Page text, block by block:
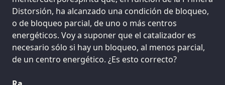
Distorsión, ha alcanzado una condición de bloqueo,
o de bloqueo parcial, de uno o más centros
energéticos. Voy a suponer que el catalizador es
necesario sólo si hay un bloqueo, al menos parcial,
de un centro energético. ¿Es esto correcto?